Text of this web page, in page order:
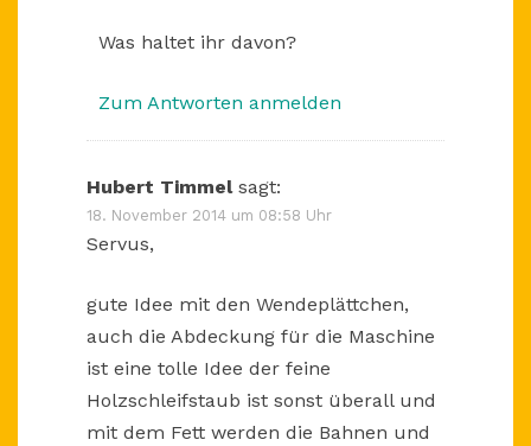
Was haltet ihr davon?
Zum Antworten anmelden
Hubert Timmel sagt:
18. November 2014 um 08:58 Uhr
Servus,
gute Idee mit den Wendeplättchen,
auch die Abdeckung für die Maschine
ist eine tolle Idee der feine
Holzschleifstaub ist sonst überall und
mit dem Fett werden die Bahnen und